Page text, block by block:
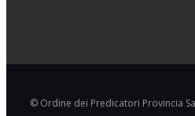
© Ordine dei Predicatori Provincia